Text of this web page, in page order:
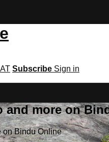
Subscribe Sign in
and more on
on Bindu Online